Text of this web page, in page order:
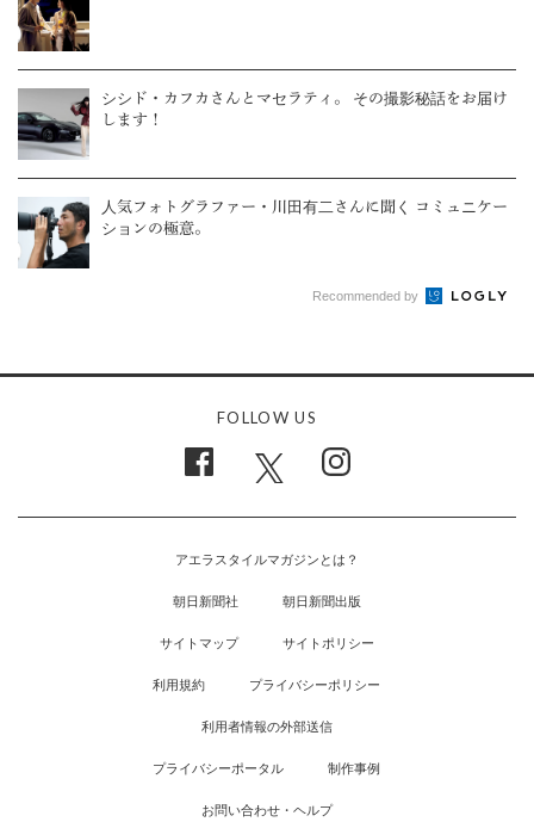
シシド・カフカさんとマセラティ。 その撮影秘話をお届け
します！
人気フォトグラファー・川田有二さんに聞く コミュニケー
ションの極意。
Recommended by
FOLLOW US
アエラスタイルマガジンとは？
朝日新聞社 朝日新聞出版
サイトマップ サイトポリシー
利用規約 プライバシーポリシー
利用者情報の外部送信
プライバシーポータル 制作事例
お問い合わせ・ヘルプ